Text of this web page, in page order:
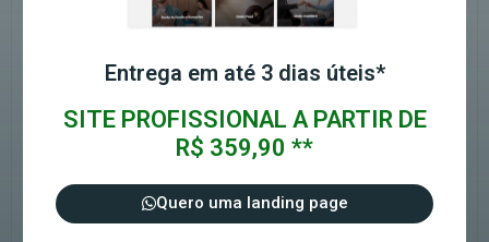
Entrega em até 3 dias úteis*
SITE PROFISSIONAL A PARTIR DE
R$ 359,90 **
Quero uma landing page